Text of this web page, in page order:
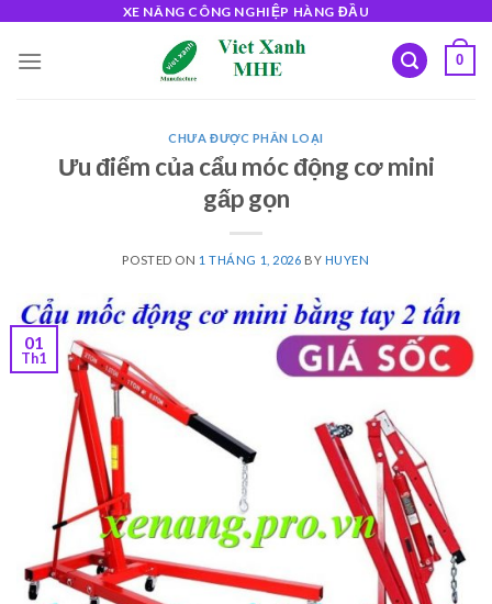
content
XE NÂNG CÔNG NGHIỆP HÀNG ĐẦU
0
CHƯA ĐƯỢC PHÂN LOẠI
Ưu điểm của cẩu móc động cơ mini
gấp gọn
POSTED ON 1 THÁNG 1, 2026 BY HUYEN
01
Th1